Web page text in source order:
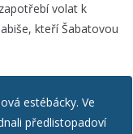
volat k
kteří Šabatovou
estébácky. Ve
předlistopadoví